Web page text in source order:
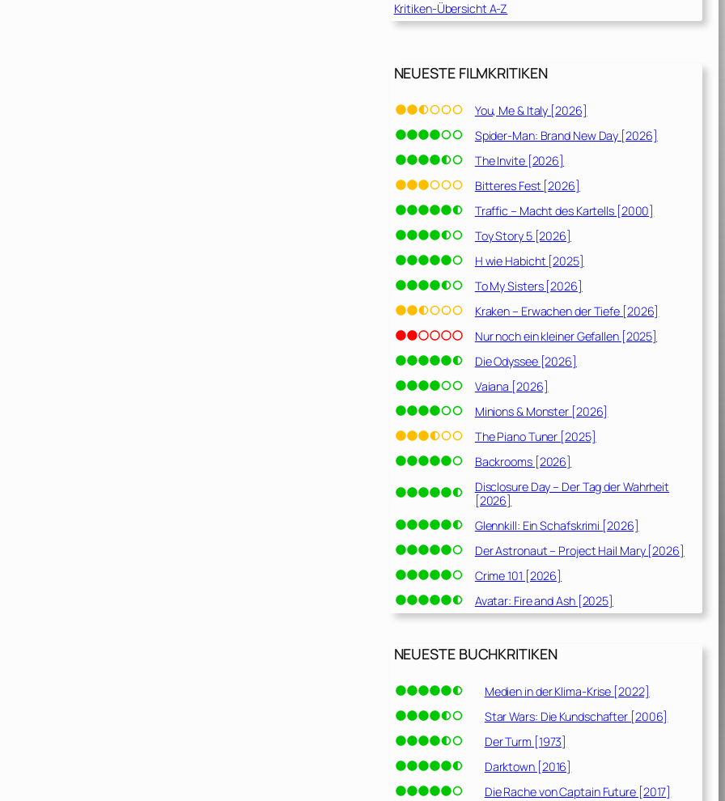
Kritiken-Übersicht A-Z
NEUESTE FILMKRITIKEN
You, Me & Italy [2026]
Spider-Man: Brand New Day [2026]
The Invite [2026]
Bitteres Fest [2026]
Traffic – Macht des Kartells [2000]
Toy Story 5 [2026]
H wie Habicht [2025]
To My Sisters [2026]
Kraken – Erwachen der Tiefe [2026]
Nur noch ein kleiner Gefallen [2025]
Die Odyssee [2026]
Vaiana [2026]
Minions & Monster [2026]
The Piano Tuner [2025]
Backrooms [2026]
Disclosure Day – Der Tag der Wahrheit
[2026]
Glennkill: Ein Schafskrimi [2026]
Der Astronaut – Project Hail Mary [2026]
Crime 101 [2026]
Avatar: Fire and Ash [2025]
NEUESTE BUCHKRITIKEN
Medien in der Klima-Krise [2022]
Star Wars: Die Kundschafter [2006]
Der Turm [1973]
Darktown [2016]
Die Rache von Captain Future [2017]